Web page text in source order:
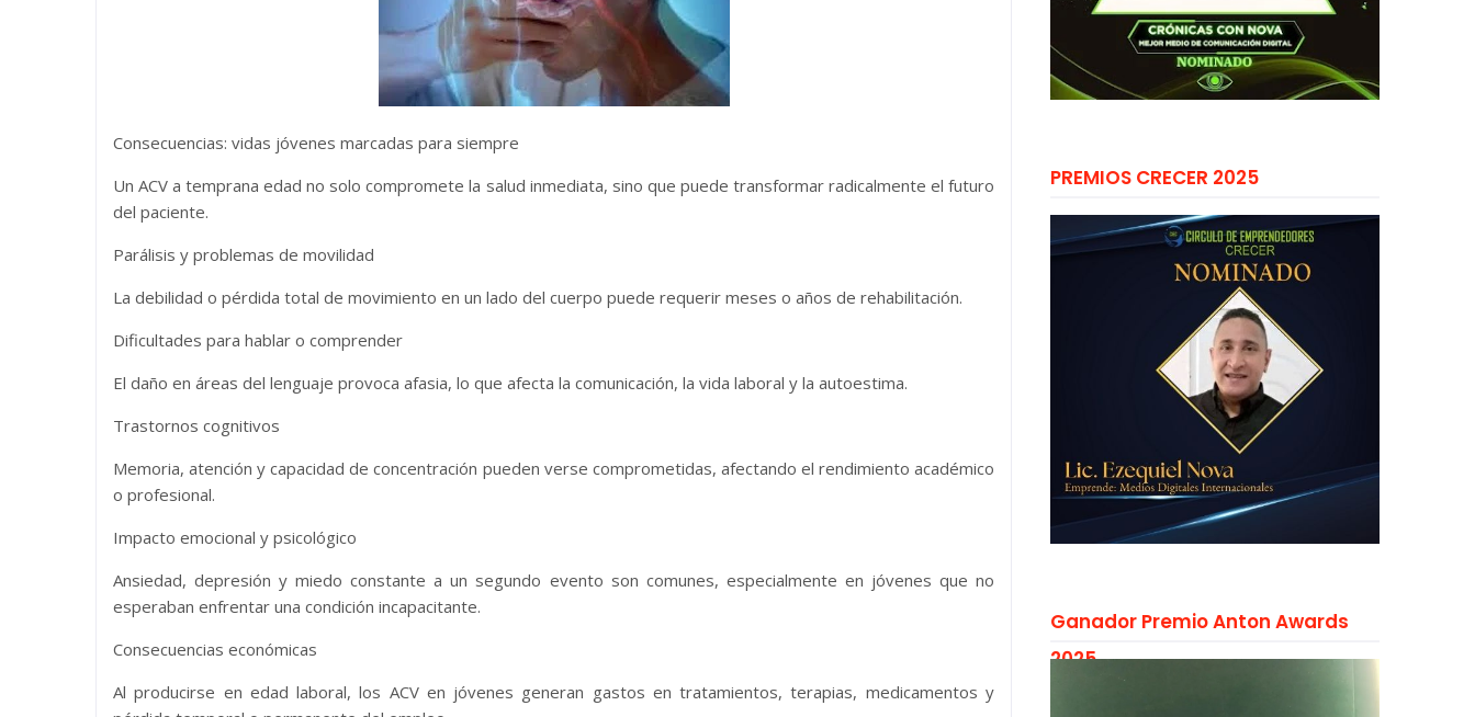
Consecuencias: vidas jóvenes marcadas para siempre
Un ACV a temprana edad no solo compromete la salud inmediata, sino que puede transformar radicalmente el futuro
del paciente.
Parálisis y problemas de movilidad
La debilidad o pérdida total de movimiento en un lado del cuerpo puede requerir meses o años de rehabilitación.
Dificultades para hablar o comprender
El daño en áreas del lenguaje provoca afasia, lo que afecta la comunicación, la vida laboral y la autoestima.
Trastornos cognitivos
Memoria, atención y capacidad de concentración pueden verse comprometidas, afectando el rendimiento académico
o profesional.
Impacto emocional y psicológico
Ansiedad, depresión y miedo constante a un segundo evento son comunes, especialmente en jóvenes que no
esperaban enfrentar una condición incapacitante.
Consecuencias económicas
Al producirse en edad laboral, los ACV en jóvenes generan gastos en tratamientos, terapias, medicamentos y
PREMIOS CRECER 2025
Ganador Premio Anton Awards
2025